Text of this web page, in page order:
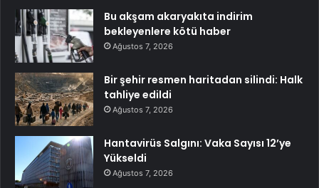
Bu akşam akaryakıta indirim
bekleyenlere kötü haber
Ağustos 7, 2026
Bir şehir resmen haritadan silindi: Halk
tahliye edildi
Ağustos 7, 2026
Hantavirüs Salgını: Vaka Sayısı 12’ye
Yükseldi
Ağustos 7, 2026